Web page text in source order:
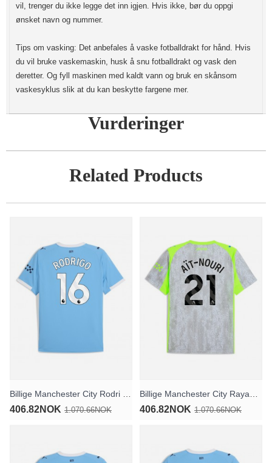
vil, trenger du ikke legge det inn igjen. Hvis ikke, bør du oppgi
ønsket navn og nummer.
Tips om vasking: Det anbefales å vaske fotballdrakt for hånd. Hvis
du vil bruke vaskemaskin, husk å snu fotballdrakt og vask den
deretter. Og fyll maskinen med kaldt vann og bruk en skånsom
vaskesyklus slik at du kan beskytte fargene mer.
Vurderinger
Related Products
406.82NOK 1.070.66NOK 406.82NOK 1.070.66NOK